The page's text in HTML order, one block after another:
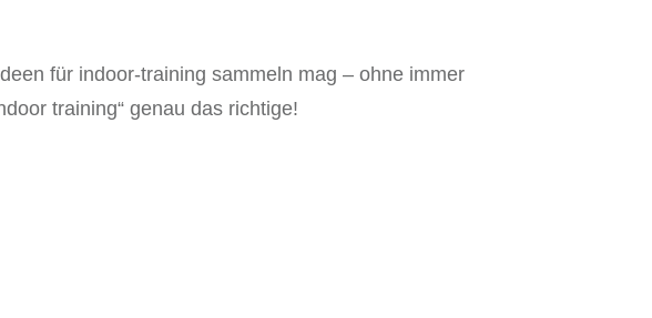
für indoor-training sammeln mag – ohne immer
training“ genau das richtige!